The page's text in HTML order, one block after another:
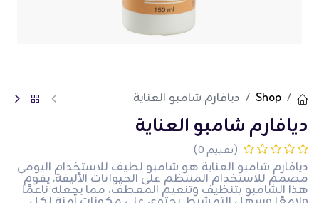
Shop ديافارم شامبو العناية
ديافارم شامبو العناية
(تقييم 0)
ديافارم شامبو العناية هو شامبو لطيف للاستخدام اليومي
مصمم للاستخدام المنتظم على الحيوانات الأليفة. يقوم
هذا الشامبو بتنظيف وتنعيم المعطف، مما يجعله ناعمًا